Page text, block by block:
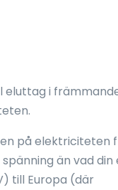
eluttag i
på elektriciteten
än vad din
till Europa (där